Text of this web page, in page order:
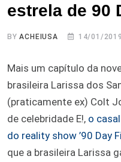
estrela de 90
BYACHEIUSA 14/01/2019
Mais um capítulo da
brasileira Larissa dos
(praticamente ex) Colt
de celebridade E!, o
do reality show ’90 Day
que a brasileira Larissa